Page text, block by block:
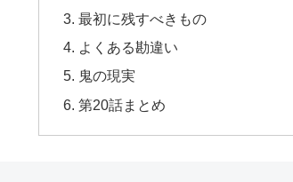
最初に残すべきもの
よくある勘違い
鬼の現実
第20話まとめ